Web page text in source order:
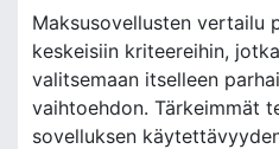
Maksusovellusten vertailu
keskeisiin kriteereihin,
valitsemaan itselleen
vaihtoehdon. Tärkeimmät
sovelluksen